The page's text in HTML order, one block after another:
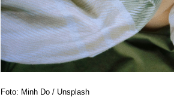
Foto: Minh Do / Unsplash